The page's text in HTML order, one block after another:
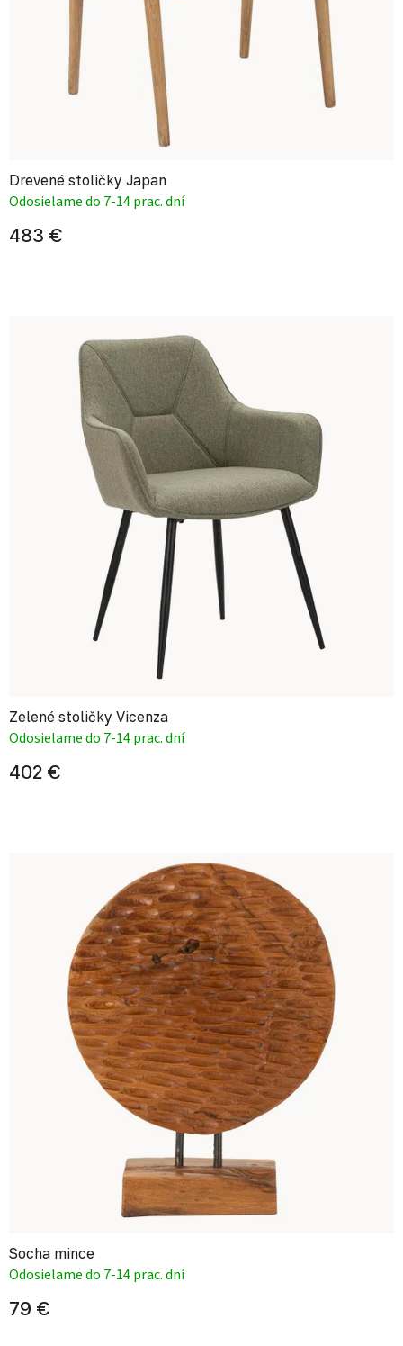
Drevené stoličky Japan
Odosielame do 7-14 prac. dní
483 €
Zelené stoličky Vicenza
Odosielame do 7-14 prac. dní
402 €
Socha mince
Odosielame do 7-14 prac. dní
79 €